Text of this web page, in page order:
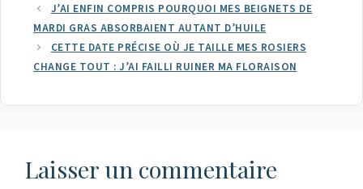
J’AI ENFIN COMPRIS POURQUOI MES BEIGNETS DE
MARDI GRAS ABSORBAIENT AUTANT D’HUILE
CETTE DATE PRÉCISE OÙ JE TAILLE MES ROSIERS
CHANGE TOUT : J’AI FAILLI RUINER MA FLORAISON
Laisser un commentaire